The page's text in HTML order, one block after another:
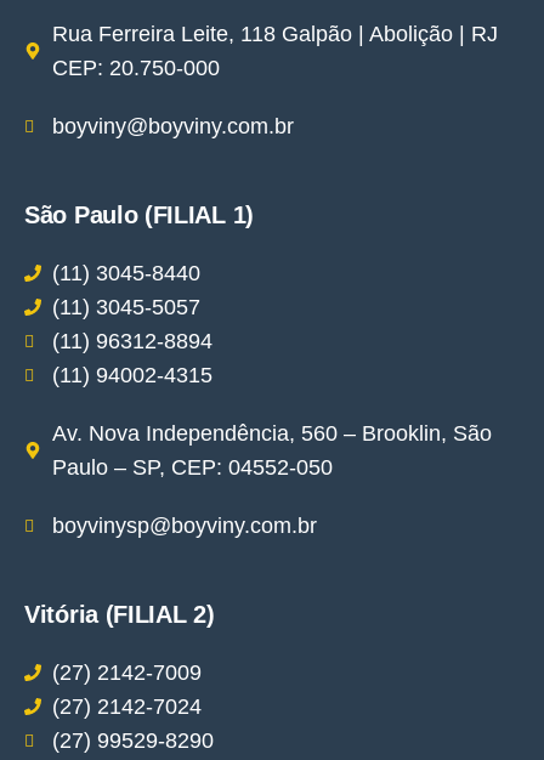
Rua Ferreira Leite, 118 Galpão | Abolição | RJ
CEP: 20.750-000
boyviny@boyviny.com.br
São Paulo (FILIAL 1)
(11) 3045-8440
(11) 3045-5057
(11) 96312-8894
(11) 94002-4315
Av. Nova Independência, 560 – Brooklin, São
Paulo – SP, CEP: 04552-050
boyvinysp@boyviny.com.br
Vitória (FILIAL 2)
(27) 2142-7009
(27) 2142-7024
(27) 99529-8290